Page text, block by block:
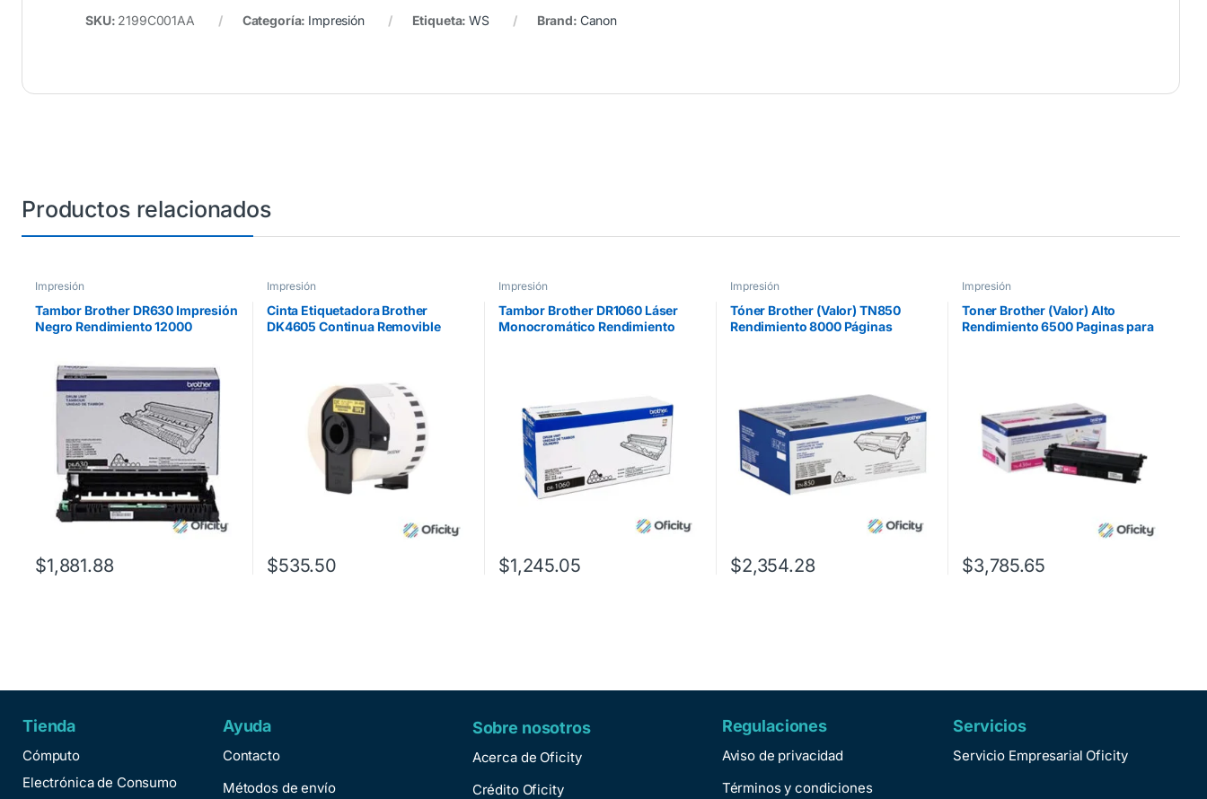
SKU: 2199C001AA Categoría: Impresión Etiqueta:WS Brand: Canon
Productos relacionados
Impresión
Tambor Brother DR630 Impresión
Negro Rendimiento 12000
W/MFCL2700D/MFCL272 Negro
$1,881.88
Impresión
Cinta Etiquetadora Brother
DK4605 Continua Removible
$535.50
Impresión
Tambor Brother DR1060 Láser
Monocromático Rendimiento
$1,245.05
Impresión
Tóner Brother (Valor) TN850
Rendimiento 8000 Páginas
$2,354.28
Impresión
Toner Brother (Valor) Alto
Rendimiento 6500 Paginas para
$3,785.65
Tienda
Cómputo
Electrónica de Consumo
Ayuda
Contacto
Métodos de envío
Sobre nosotros
Acerca de Oficity
Crédito Oficity
Regulaciones
Aviso de privacidad
Términos y condiciones
Servicios
Servicio Empresarial Oficity